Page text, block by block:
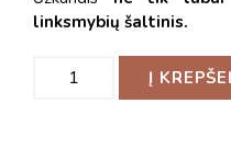
linksmybių šaltinis.
Į